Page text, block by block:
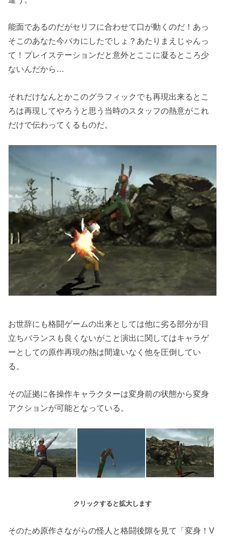
能面であるのだがセリフに合わせて口が動くのだ！あっ
そこのあなた今バカにしたでしょ？あたりまえじゃんっ
て！プレイステーションだと意外とここに凝るところ少
ないんだから…
それだけなんとかこのグラフィックでも再現出来るとこ
ろは再現してやろうと思う当時のスタッフの熱意がこれ
だけで伝わってくるものだ。
お世辞にも格闘ゲームの出来としては他に劣る部分が目
立ちバランスも良くないがこと演出に関してはキャラゲ
ーとしての原作再現の熱は間違いなく他を圧倒してい
る。
その証拠に各操作キャラクターは変身前の状態から変身
アクションが可能となっている。
クリックすると拡大します
そのため原作さながらの怪人と格闘後隙を見て「変身！V